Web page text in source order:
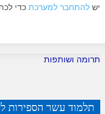
יש להתחבר למערכת כדי
תרומה ושותפות
תלמוד עשר הספירות